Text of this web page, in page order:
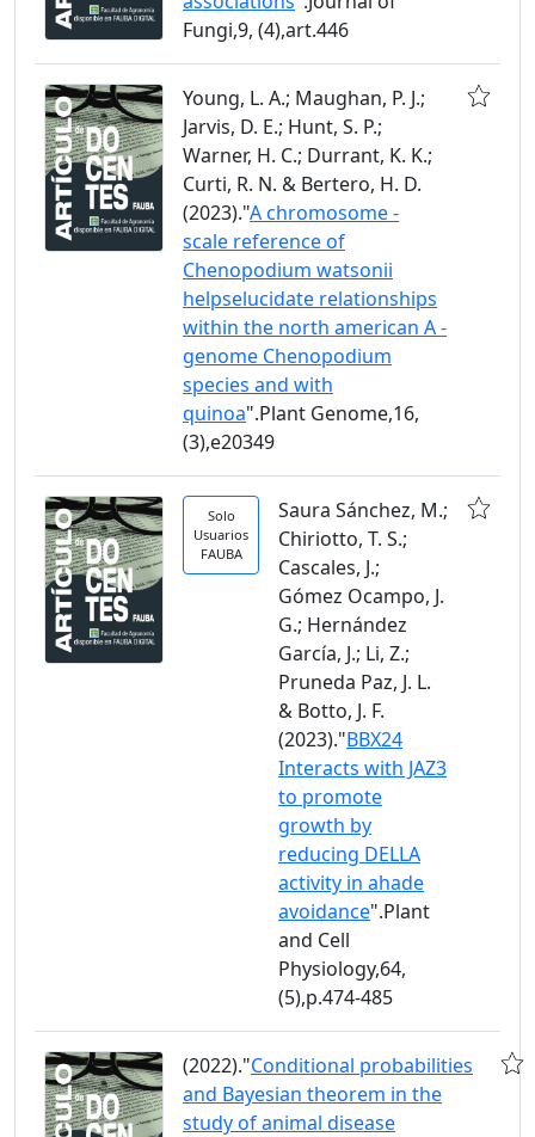
Fungi,9, (4),art.446
Young, L. A.; Maughan, P. J.;
Jarvis, D. E.; Hunt, S. P.;
Warner, H. C.; Durrant, K. K.;
Curti, R. N. & Bertero, H. D.
(2023)."A chromosome -
scale reference of
Chenopodium watsonii
helpselucidate relationships
within the north american A -
genome Chenopodium
species and with
quinoa".Plant Genome,16,
(3),e20349
Solo
Usuarios
FAUBA
Saura Sánchez, M.;
Chiriotto, T. S.;
Cascales, J.;
Gómez Ocampo, J.
G.; Hernández
García, J.; Li, Z.;
Pruneda Paz, J. L.
& Botto, J. F.
(2023)."BBX24
Interacts with JAZ3
to promote
growth by
reducing DELLA
activity in ahade
avoidance".Plant
and Cell
Physiology,64,
(5),p.474-485
(2022)."Conditional probabilities
and Bayesian theorem in the
study of animal disease